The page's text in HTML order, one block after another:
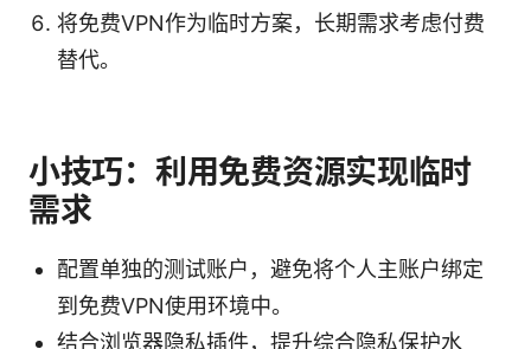
将免费VPN作为临时方案，长期需求考虑付费
替代。
小技巧：利用免费资源实现临时
需求
配置单独的测试账户，避免将个人主账户绑定
到免费VPN使用环境中。
结合浏览器隐私插件，提升综合隐私保护水